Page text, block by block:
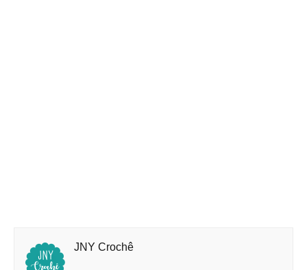
JNY Crochê